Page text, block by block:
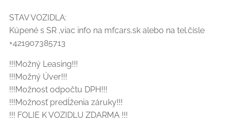
STAV VOZIDLA:
Kúpené s SR ,viac info na mfcars.sk alebo na tel.čísle
+421907385713
!!!Možný Leasing!!!
!!!Možný Úver!!!
!!!Možnost odpočtu DPH!!!
!!!Možnosť predĺženia záruky!!!
!!! FOLIE K VOZIDLU ZDARMA !!!